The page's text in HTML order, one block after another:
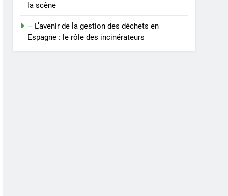
la scène
– L’avenir de la gestion des déchets en
Espagne : le rôle des incinérateurs